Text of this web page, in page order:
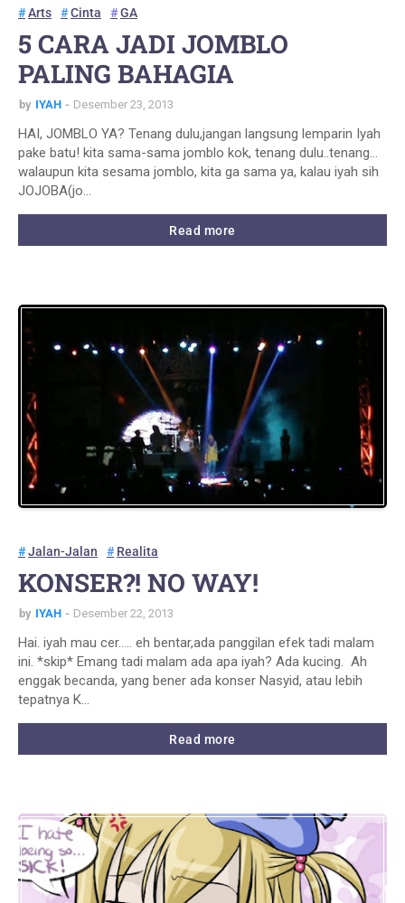
Arts Cinta GA
5 CARA JADI JOMBLO
PALING BAHAGIA
by IYAH Desember 23, 2013
HAI, JOMBLO YA? Tenang dulu,jangan langsung lemparin Iyah
pake batu! kita sama-sama jomblo kok, tenang dulu..tenang...
walaupun kita sesama jomblo, kita ga sama ya, kalau iyah sih
JOJOBA(jo…
Read more
Jalan-Jalan Realita
KONSER?! NO WAY!
by IYAH Desember 22, 2013
Hai. iyah mau cer..... eh bentar,ada panggilan efek tadi malam
ini. *skip* Emang tadi malam ada apa iyah? Ada kucing. Ah
enggak becanda, yang bener ada konser Nasyid, atau lebih
tepatnya K…
Read more